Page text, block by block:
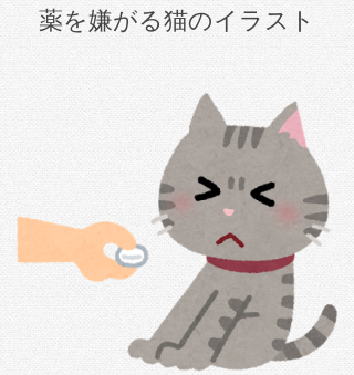
薬を嫌がる猫のイラスト